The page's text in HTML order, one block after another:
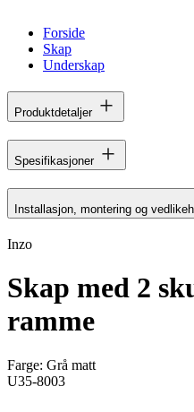
Forside
Skap
Underskap
Produktdetaljer
Spesifikasjoner
Installasjon, montering og
Inzo
Skap med 2
ramme
Farge: Grå matt
U35-8003